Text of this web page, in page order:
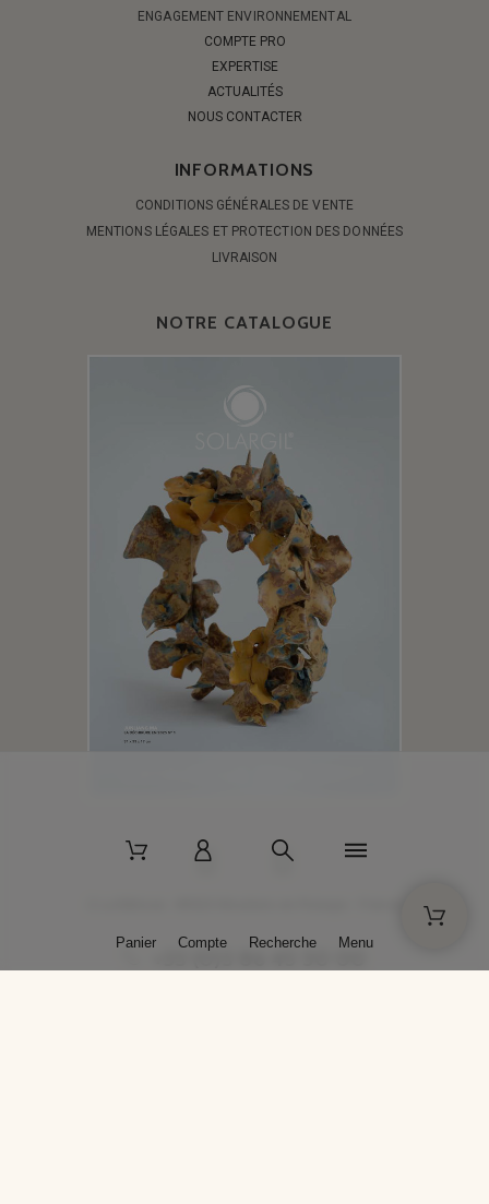
ENGAGEMENT ENVIRONNEMENTAL
COMPTE PRO
EXPERTISE
ACTUALITÉS
NOUS CONTACTER
INFORMATIONS
CONDITIONS GÉNÉRALES DE VENTE
MENTIONS LÉGALES ET PROTECTION DES DONNÉES
LIVRAISON
NOTRE CATALOGUE
+33 (0)3 86 45 50 00
Panier Compte Recherche Menu